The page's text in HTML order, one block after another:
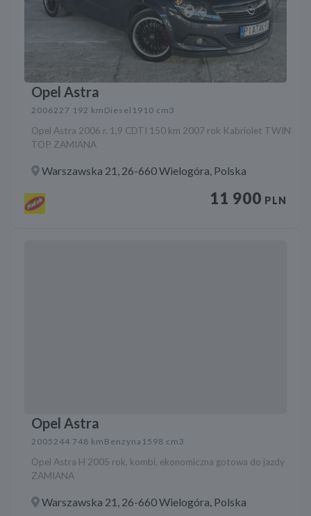
Opel Astra
2006227 192 km Diesel 1910 cm3
Opel Astra 2006 r. 1,9 CDTI 150 km 2007 rok Kabriolet TWIN
TOP ZAMIANA
Warszawska 21, 26-660 Wielogóra, Polska
11 900 PLN
Opel Astra
2005244 748 km Benzyna 1598 cm3
Opel Astra H 2005 rok, kombi, ekonomiczna gotowa do jazdy
ZAMIANA
Warszawska 21, 26-660 Wielogóra, Polska